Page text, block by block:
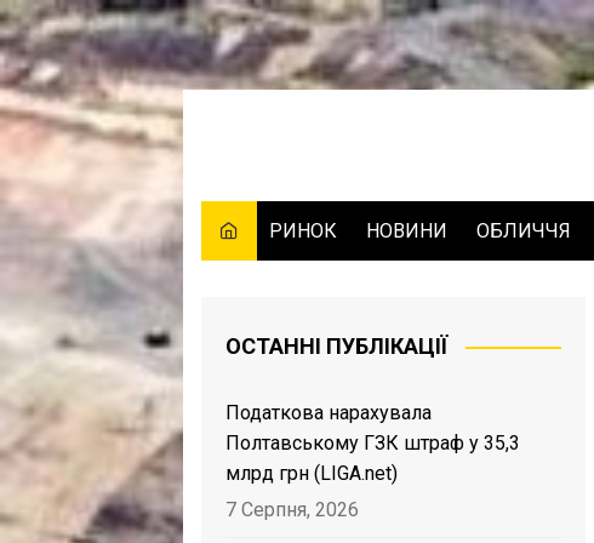
Skip
to
РИНОК НОВИНИ ОБЛИЧЧЯ
ОСТАННІ ПУБЛІКАЦІЇ
Податкова нарахувала
Полтавському ГЗК штраф у 35,3
млрд грн (LIGA.net)
7 Серпня, 2026